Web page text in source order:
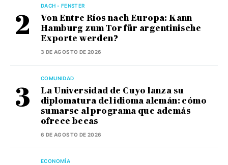
DACH - FENSTER
Von Entre Ríos nach Europa: Kann
Hamburg zum Tor für argentinische
Exporte werden?
3 DE AGOSTO DE 2026
COMUNIDAD
La Universidad de Cuyo lanza su
diplomatura del idioma alemán: cómo
sumarse al programa que además
ofrece becas
6 DE AGOSTO DE 2026
ECONOMÍA